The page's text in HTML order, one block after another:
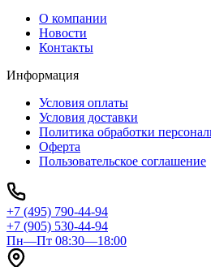
О компании
Новости
Контакты
Информация
Условия оплаты
Условия доставки
Политика обработки
Оферта
Пользовательское соглашение
+7 (495) 790-44-94
+7 (905) 530-44-94
Пн—Пт 08:30—18:00